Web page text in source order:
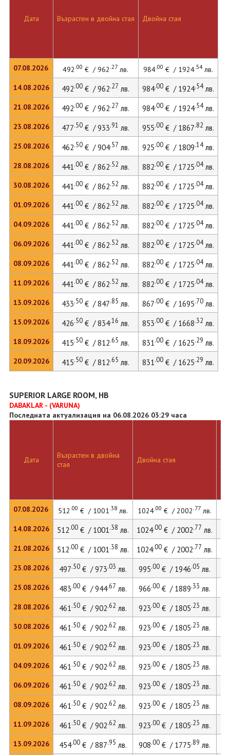
Дата
07.08.2026
14.08.2026
21.08.2026
23.08.2026
25.08.2026
28.08.2026
30.08.2026
01.09.2026
04.09.2026
06.09.2026
08.09.2026
11.09.2026
13.09.2026
15.09.2026
18.09.2026
20.09.2026
Възрастен в двойна стая Двойна стая
492.00 € / 962.27 лв. 984.00 € / 1924.54лв.
492.00 € / 962.27 лв. 984.00€ / 1924.54лв.
492.00 € / 962.27 лв. 984.00€ / 1924.54лв.
477.50 € / 933.91 лв. 955.00€ / 1867.82 лв.
462.50 € / 904.57 лв. 925.00€ / 1809.14лв.
441.00 € / 862.52 лв. 882.00€ / 1725.04лв.
441.00 € / 862.52 лв. 882.00€ / 1725.04лв.
441.00 € / 862.52 лв. 882.00€ / 1725.04лв.
441.00 € / 862.52 лв. 882.00€ / 1725.04лв.
441.00 € / 862.52 лв. 882.00€ / 1725.04лв.
441.00 € / 862.52 лв. 882.00€ / 1725.04лв.
441.00 € / 862.52 лв. 882.00€ / 1725.04лв.
433.50 € / 847.85 лв. 867.00€ / 1695.70лв.
426.50 € / 834.16 лв. 853.00€ / 1668.32 лв.
415.50 € / 812.65 лв. 831.00€ / 1625.29 лв.
415.50 € / 812.65 лв. 831.00€ / 1625.29 лв.
SUPERIOR LARGE ROOM, HB
DABAKLAR - (VARUNA)
Последната актуализация на 06.08.2026 03:29 часа
Дата
07.08.2026
14.08.2026
21.08.2026
23.08.2026
25.08.2026
28.08.2026
30.08.2026
01.09.2026
04.09.2026
06.09.2026
08.09.2026
11.09.2026
13.09.2026
Възрастен в двойна
стая
Двойна стая
512.00 € / 1001.38лв. 1024.00 € / 2002.77 лв.
512.00€ / 1001.38 лв. 1024.00€ / 2002.77 лв.
512.00€ / 1001.38 лв. 1024.00€ / 2002.77 лв.
497.50€ / 973.03 лв. 995.00€ / 1946.05 лв.
483.00€ / 944.67 лв. 966.00€ / 1889.33 лв.
461.50€ / 902.62 лв. 923.00€ / 1805.23 лв.
461.50€ / 902.62 лв. 923.00€ / 1805.23 лв.
461.50€ / 902.62 лв. 923.00€ / 1805.23 лв.
461.50€ / 902.62 лв. 923.00€ / 1805.23 лв.
461.50€ / 902.62 лв. 923.00€ / 1805.23 лв.
461.50€ / 902.62 лв. 923.00€ / 1805.23 лв.
461.50€ / 902.62 лв. 923.00€ / 1805.23 лв.
454.00€ / 887.95 лв. 908.00€ / 1775.89 лв.